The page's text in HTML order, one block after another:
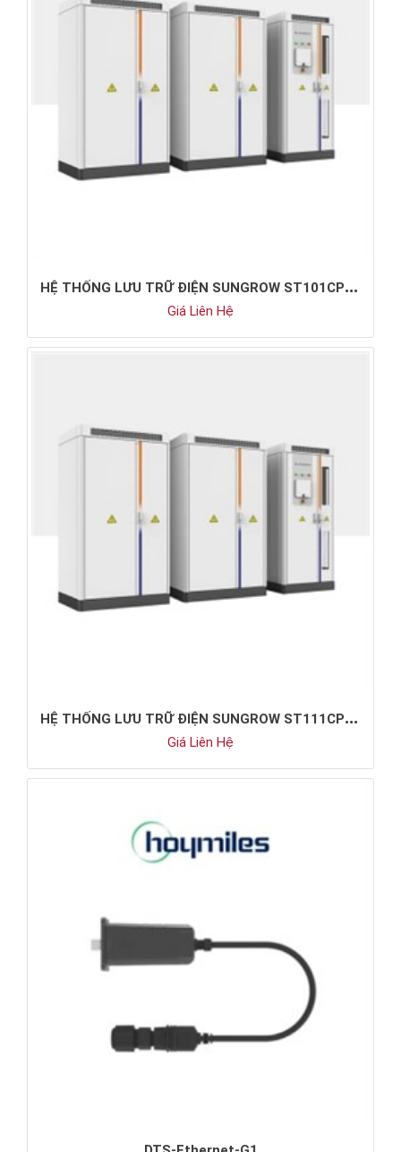
H
Ệ THỐNG LƯU TRỮ ĐIỆN SUNGROW ST101CP-50HV
Giá Liên Hệ
H
Ệ THỐNG LƯU TRỮ ĐIỆN SUNGROW ST111CP-50HV
Giá Liên Hệ